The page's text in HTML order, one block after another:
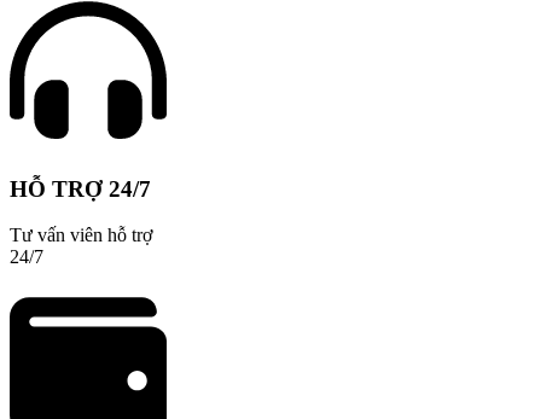
HỖ TRỢ 24/7
Tư vấn viên hỗ trợ
24/7